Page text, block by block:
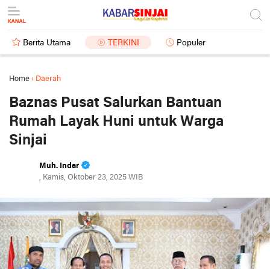
Berita Utama TERKINI Populer
Home › Daerah
Baznas Pusat Salurkan Bantuan
Rumah Layak Huni untuk Warga
Sinjai
Muh. Indar
, Kamis, Oktober 23, 2025 WIB